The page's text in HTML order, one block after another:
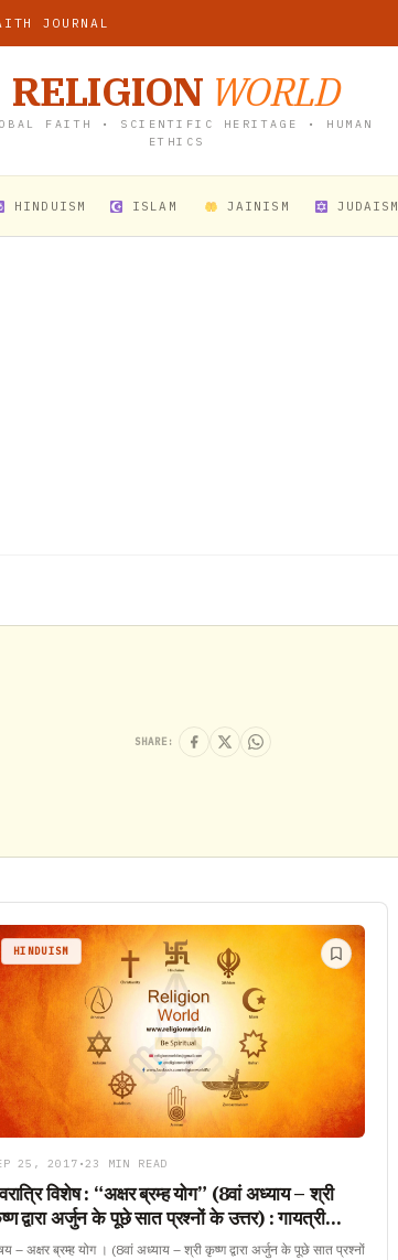
JOURNAL
RELIGION WORLD
FAITH • SCIENTIFIC HERITAGE • HUMAN
ETHICS
HINDUISM ISLAM JAINISM JUDAISM
SHARE:
HINDUISM
25, 2017 •23 MIN READ
विशेष : “अक्षर ब्रम्ह योग” (8वां अध्याय – श्री
द्वारा अर्जुन के पूछे सात प्रश्नों के उत्तर) : गायत्री
– अक्षर ब्रम्ह योग । (8वां अध्याय – श्री कृष्ण द्वारा अर्जुन के पूछे सात प्रश्नों